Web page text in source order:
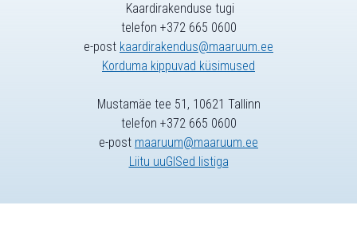
Kaardirakenduse tugi
telefon +372 665 0600
e-post kaardirakendus@maaruum.ee
Korduma kippuvad küsimused
Mustamäe tee 51, 10621 Tallinn
telefon +372 665 0600
e-post maaruum@maaruum.ee
Liitu uuGISed listiga